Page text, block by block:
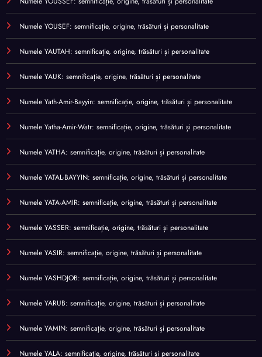
Numele YOUSEF: semnificație, origine, trăsături și personalitate
Numele YAUTAH: semnificație, origine, trăsături și personalitate
Numele YAUK: semnificație, origine, trăsături și personalitate
Numele Yath-Amir-Bayyin: semnificație, origine, trăsături și personalitate
Numele Yatha-Amir-Watr: semnificație, origine, trăsături și personalitate
Numele YATHA: semnificație, origine, trăsături și personalitate
Numele YATAL-BAYYIN: semnificație, origine, trăsături și personalitate
Numele YATA-AMIR: semnificație, origine, trăsături și personalitate
Numele YASSER: semnificație, origine, trăsături și personalitate
Numele YASIR: semnificație, origine, trăsături și personalitate
Numele YASHDJOB: semnificație, origine, trăsături și personalitate
Numele YARUB: semnificație, origine, trăsături și personalitate
Numele YAMIN: semnificație, origine, trăsături și personalitate
Numele YALA: semnificație, origine, trăsături și personalitate